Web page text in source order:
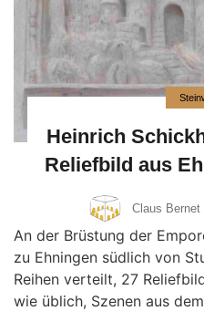
Heinrich
Reliefbild aus
Claus Bernet
An der Brüstung der
zu Ehningen südlich von
Reihen verteilt, 27
wie üblich, Szenen aus